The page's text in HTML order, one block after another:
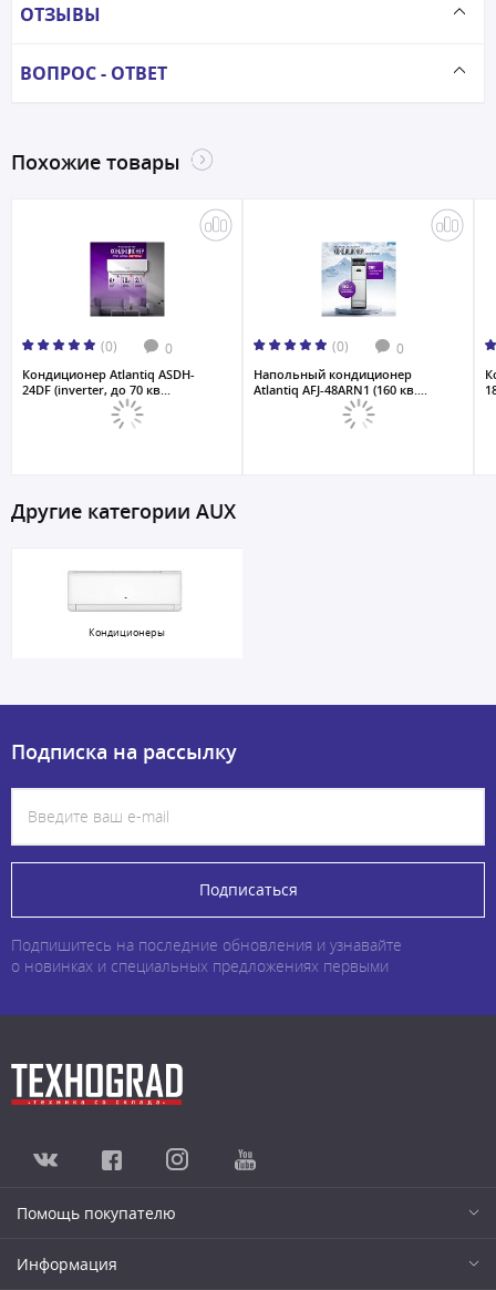
ОТЗЫВЫ
ВОПРОС - ОТВЕТ
Похожие товары
(0) 0
Кондиционер Atlantiq ASDH-
24DF (inverter, до 70 кв...
(0) 0
Напольный кондиционер
Atlantiq AFJ-48ARN1 (160 кв....
Другие категории AUX
Кондиционеры
Подписка на рассылку
Подписаться
Подпишитесь на последние обновления и узнавайте
о новинках и специальных предложениях первыми
Помощь покупателю
Информация